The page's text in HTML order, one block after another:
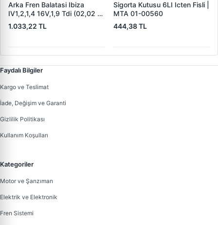
Arka Fren Balatasi Ibiza
IV1,2,1,4 16V,1,9 Tdi (02,02 )
POLO10 / 01> (Fisli) | LPR
05P853 | OEM 6Q0698451
1.033,22 TL
Sigorta Kutusu 6LI Icten Fisli |
MTA 01-00560
444,38 TL
Faydalı Bilgiler
Kargo ve Teslimat
İade, Değişim ve Garanti
Gizlilik Politikası
Kullanım Koşulları
Kategoriler
Motor ve Şanzıman
Elektrik ve Elektronik
Fren Sistemi